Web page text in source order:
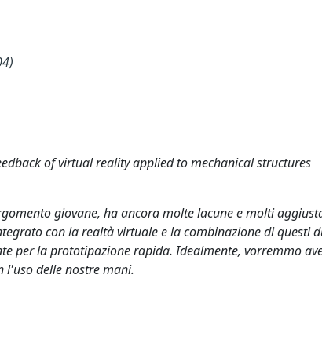
of virtual reality applied to mechanical structures
giovane, ha ancora molte lacune e molti
con la realtà virtuale e la combinazione di questi
per la prototipazione rapida. Idealmente, vorremmo
l'uso delle nostre mani.